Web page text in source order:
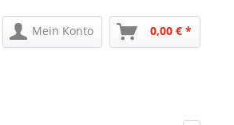
Mein Konto 0,00 € *